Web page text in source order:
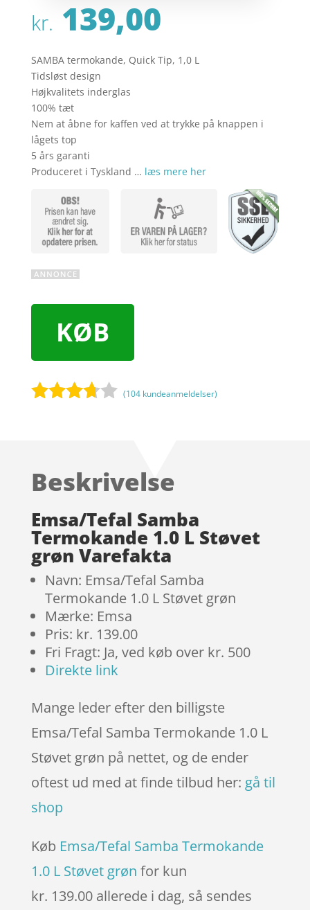
kr. 139,00
SAMBA termokande, Quick Tip, 1,0 L
Tidsløst design
Højkvalitets inderglas
100% tæt
Nem at åbne for kaffen ved at trykke på knappen i
lågets top
5 års garanti
Produceret i Tyskland … læs mere her
KØB
baseret
kundebe
dømmel
ser
(104 kundeanmeldelser)
Beskrivelse
Emsa/Tefal Samba
Termokande 1.0 L Støvet
grøn Varefakta
Navn: Emsa/Tefal Samba
Termokande 1.0 L Støvet grøn
Mærke: Emsa
Pris: kr. 139.00
Fri Fragt: Ja, ved køb over kr. 500
Direkte link
Mange leder efter den billigste
Emsa/Tefal Samba Termokande 1.0 L
Støvet grøn på nettet, og de ender
oftest ud med at finde tilbud her: gå til
shop
Køb Emsa/Tefal Samba Termokande
1.0 L Støvet grøn for kun
kr. 139.00 allerede i dag, så sendes